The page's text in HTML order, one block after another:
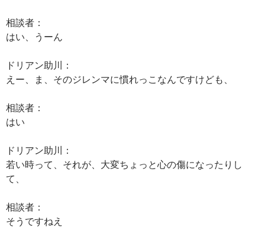
相談者：
はい、うーん
ドリアン助川：
えー、ま、そのジレンマに慣れっこなんですけども、
相談者：
はい
ドリアン助川：
若い時って、それが、大変ちょっと心の傷になったりし
て、
相談者：
そうですねえ